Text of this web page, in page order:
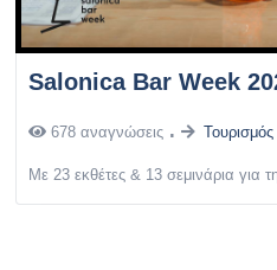
Salonica Bar Week
678 αναγνώσεις
Με 23 εκθέτες & 13 σεμινάρια για